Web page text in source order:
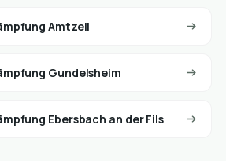
Amtzell
Gundelsheim
Ebersbach an der Fils